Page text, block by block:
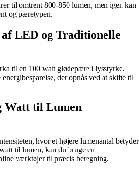
til omtrent 800-850 lumen, men igen kan
og pæretypen.
LED og Traditionelle
til en 100 watt glødepære i lysstyrke.
der opnås ved at skifte til
Watt til Lumen
hvor et højere lumenantal betyder
til lumen, kan du bruge en
værktøjer til præcis beregning.